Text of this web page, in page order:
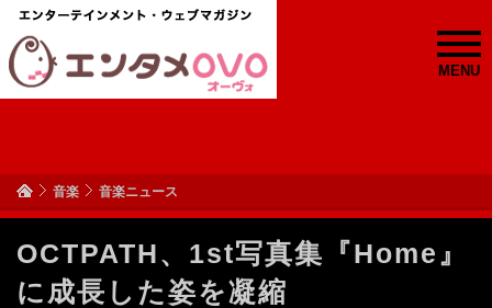
MENU
音楽 音楽ニュース
OCTPATH、1st写真集『Home』
に成長した姿を凝縮